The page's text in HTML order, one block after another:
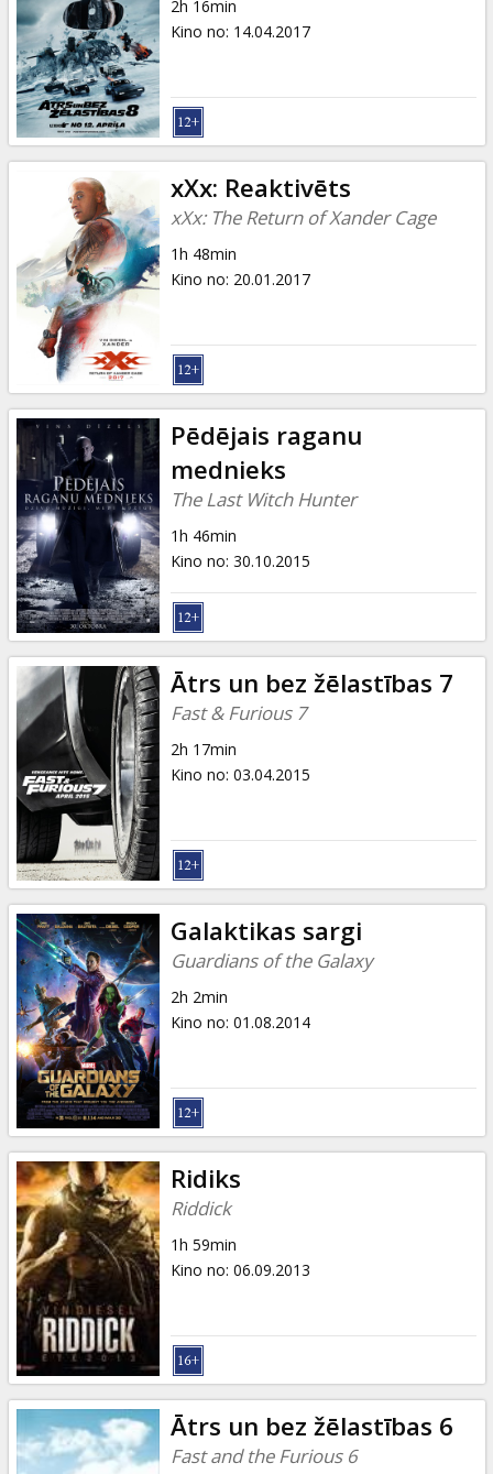
2h 16min
Kino no: 14.04.2017
xXx: Reaktivēts
xXx: The Return of Xander Cage
1h 48min
Kino no: 20.01.2017
Pēdējais raganu
mednieks
The Last Witch Hunter
1h 46min
Kino no: 30.10.2015
Ātrs un bez žēlastības 7
Fast & Furious 7
2h 17min
Kino no: 03.04.2015
Galaktikas sargi
Guardians of the Galaxy
2h 2min
Kino no: 01.08.2014
Ridiks
Riddick
1h 59min
Kino no: 06.09.2013
Ātrs un bez žēlastības 6
Fast and the Furious 6